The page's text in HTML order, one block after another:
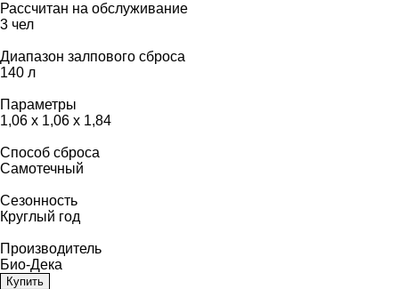
Рассчитан на обслуживание
3 чел
Диапазон залпового сброса
140 л
Параметры
1,06 х 1,06 х 1,84
Способ сброса
Самотечный
Сезонность
Круглый год
Производитель
Био-Дека
Купить